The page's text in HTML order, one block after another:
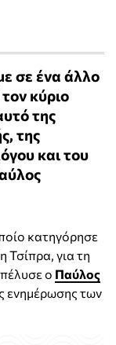
σε ένα άλλο
κύριο
της
της
και του
κατηγόρησε
Τσίπρα, για τη
ο Παύλος
ενημέρωσης των